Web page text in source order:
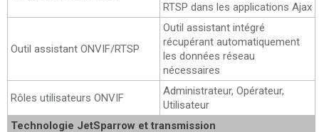
RTSP dans les applications Ajax
Outil assistant ONVIF/RTSP
Outil assistant intégré
récupérant automatiquement
les données réseau
nécessaires
Rôles utilisateurs ONVIF
Administrateur, Opérateur,
Utilisateur
Technologie JetSparrow et transmission